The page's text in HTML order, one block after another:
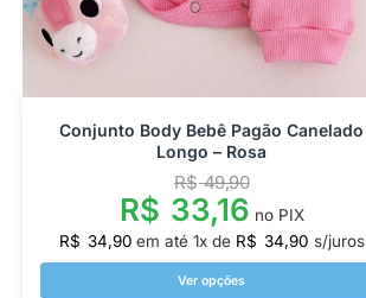
Conjunto Body Bebê Pagão Canelado
Longo – Rosa
R$49,90
R$ 33,16 no PIX
R$ 34,90 em até 1x de R$ 34,90 s/juros
Ver opções